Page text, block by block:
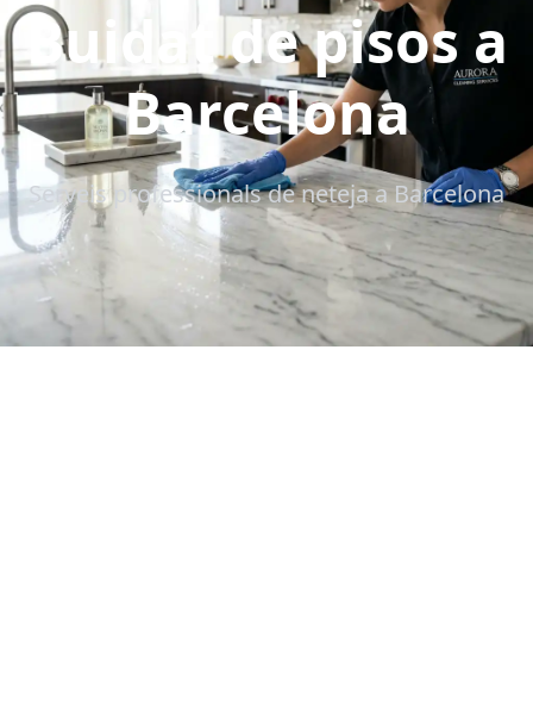
Buidat de pisos a
Barcelona
Serveis professionals de neteja a Barcelona